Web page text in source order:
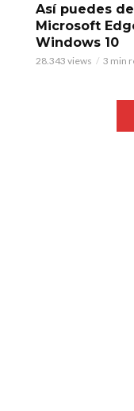
Así puedes
Microsoft
Windows 10
28.343 views 3 min